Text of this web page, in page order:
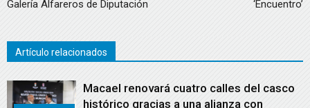
Galería Alfareros de Diputación
‘Encuentro’
Artículo relacionados
Macael renovará cuatro calles del casco
histórico gracias a una alianza con